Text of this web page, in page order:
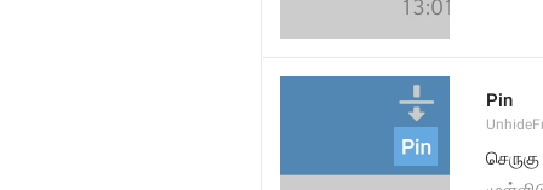
Pin
செருகு